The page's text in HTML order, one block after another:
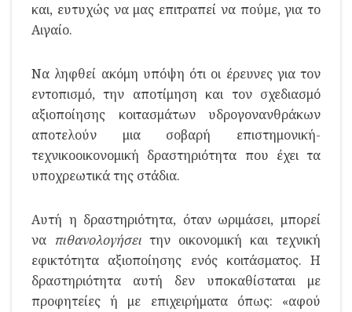
και, ευτυχώς να μας επιτραπεί να πούμε, για το
Αιγαίο.
Να ληφθεί ακόμη υπόψη ότι οι έρευνες για τον
εντοπισμό, την αποτίμηση και τον σχεδιασμό
αξιοποίησης κοιτασμάτων υδρογονανθράκων
αποτελούν μια σοβαρή επιστημονική-
τεχνικοοικονομική δραστηριότητα που έχει τα
υποχρεωτικά της στάδια.
Αυτή η δραστηριότητα, όταν ωριμάσει, μπορεί
να πιθανολογήσει την οικονομική και τεχνική
εφικτότητα αξιοποίησης ενός κοιτάσματος. Η
δραστηριότητα αυτή δεν υποκαθίσταται με
προφητείες ή με επιχειρήματα όπως: «αφού